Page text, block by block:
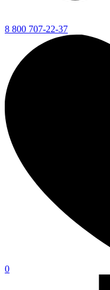
8 800 707-22-37
0